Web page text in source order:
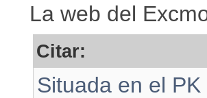
La web del
Citar:
Situada en el